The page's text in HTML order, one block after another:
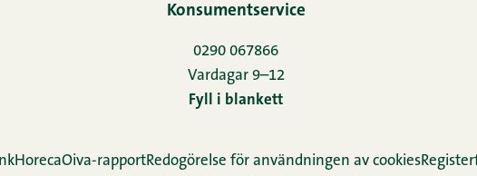
Konsumentservice
0290 067866
Vardagar 9–12
Fyll i blankett
HorecaOiva-rapportRedogörelse för användningen av cookies